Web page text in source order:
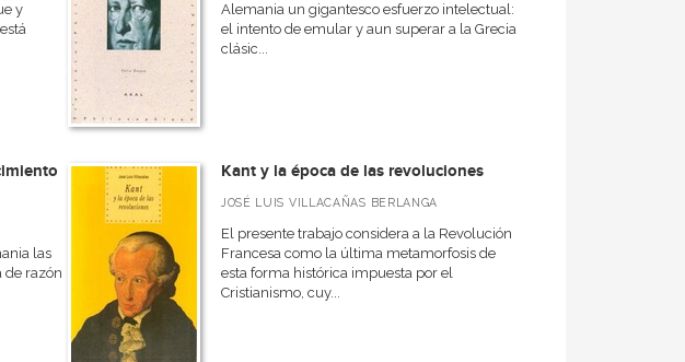
y
Alemania un gigantesco esfuerzo intelectual:
el intento de emular y aun superar a la Grecia
clásic...
las
de razón
Kant y la época de las revoluciones
JOSÉ LUIS VILLACAÑAS BERLANGA
El presente trabajo considera a la Revolución
Francesa como la última metamorfosis de
esta forma histórica impuesta por el
Cristianismo, cuy...